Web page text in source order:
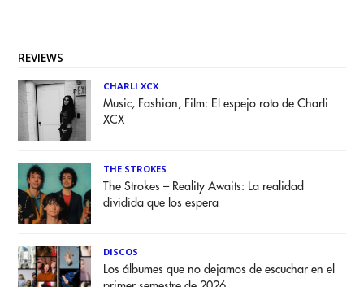
REVIEWS
CHARLI XCX
Music, Fashion, Film: El espejo roto de Charli
XCX
THE STROKES
The Strokes – Reality Awaits: La realidad
dividida que los espera
DISCOS
Los álbumes que no dejamos de escuchar en el